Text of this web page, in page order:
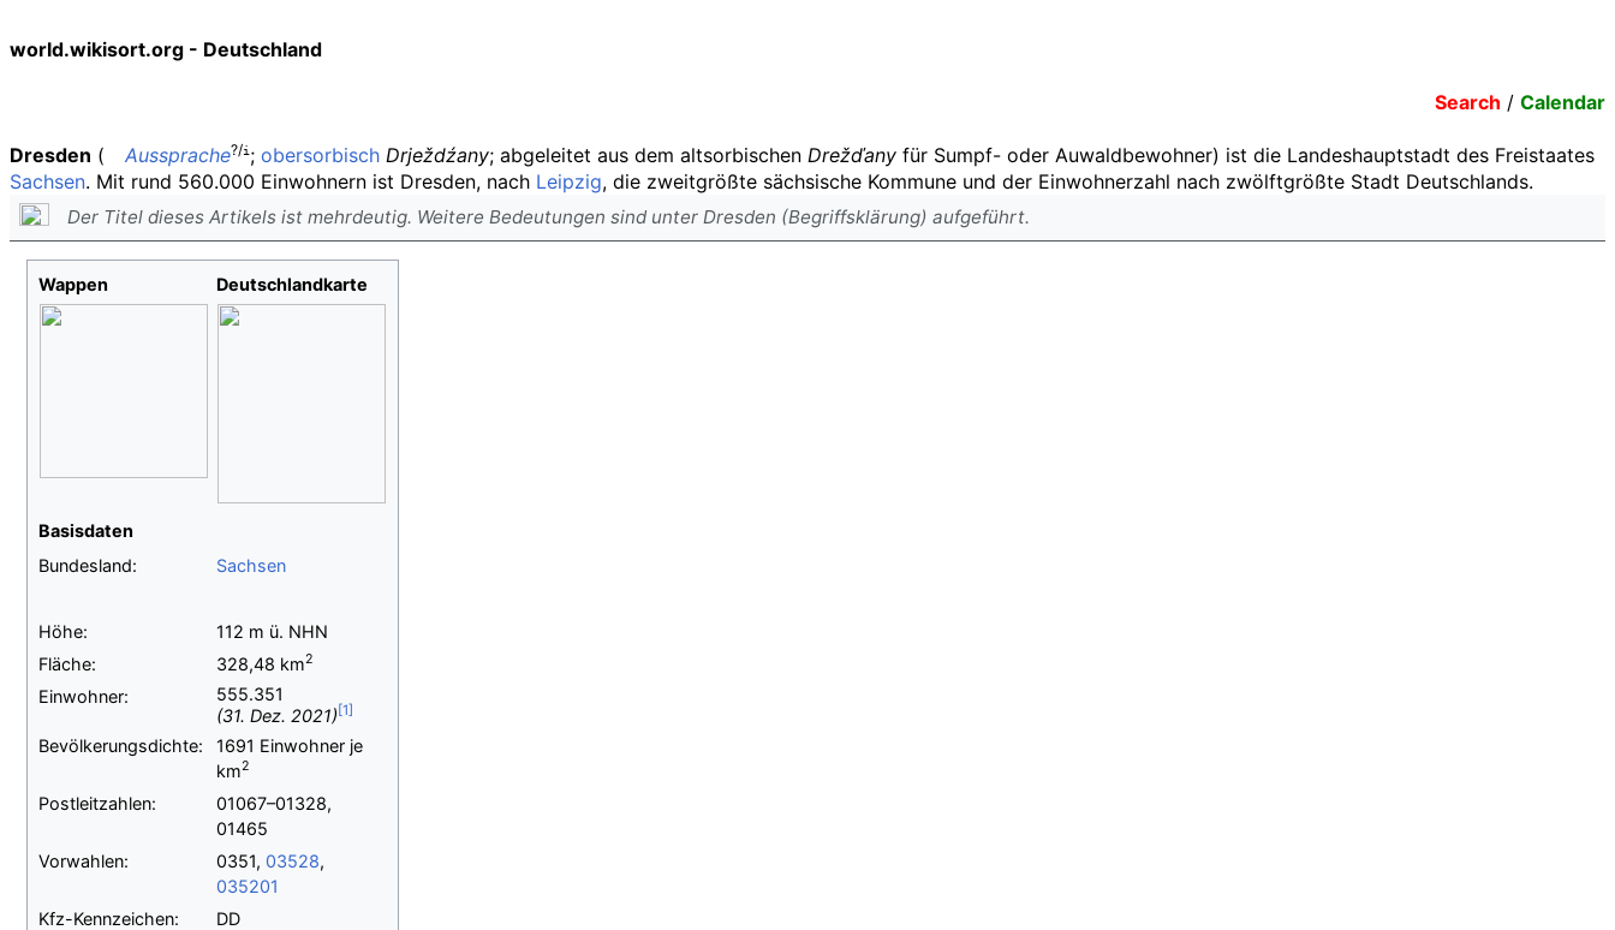
world.wikisort.org - Deutschland
Search / Calendar
Dresden ( Aussprache?/i ; obersorbisch Drježdźany; abgeleitet aus dem altsorbischen Drežďany für Sumpf- oder Auwaldbewohner) ist die Landeshauptstadt des Freistaates
Sachsen. Mit rund 560.000 Einwohnern ist Dresden, nach Leipzig, die zweitgrößte sächsische Kommune und der Einwohnerzahl nach zwölftgrößte Stadt Deutschlands.
Der Titel dieses Artikels ist mehrdeutig. Weitere Bedeutungen sind unter Dresden (Begriffsklärung) aufgeführt.
Wappen Deutschlandkarte
Basisdaten
Bundesland:
Sachsen
Höhe: 112 m ü. NHN
Fläche:
328,48 km2
Einwohner:
555.351
(31. Dez. 2021)
Bevölkerungsdichte:
1691 Einwohner je
km2
Postleitzahlen:
01067–01328,
01465
Vorwahlen:
0351,03528,
035201
Kfz-Kennzeichen:
DD